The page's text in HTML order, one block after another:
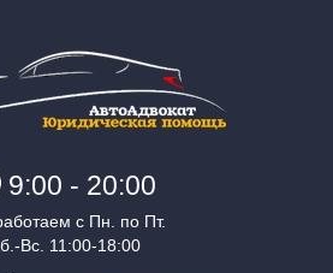
9:00 - 20:00
с Пн. по Пт.
Вс. 11:00-18:00